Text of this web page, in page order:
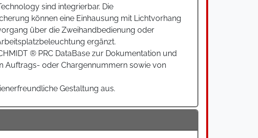
sind integrierbar. Die
können eine Einhausung mit Lichtvorhang
über die Zweihandbedienung oder
ergänzt.
® PRC DataBase zur Dokumentation und
Auftrags- oder Chargennummern sowie von
Gestaltung aus.